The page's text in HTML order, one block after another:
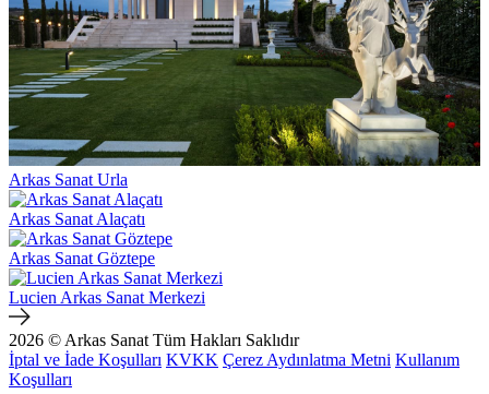
Arkas Sanat Urla
Arkas Sanat Alaçatı
Arkas Sanat Göztepe
Lucien Arkas Sanat Merkezi
2026 © Arkas Sanat Tüm Hakları Saklıdır
İptal ve İade Koşulları KVKK Çerez Aydınlatma Metni Kullanım
Koşulları